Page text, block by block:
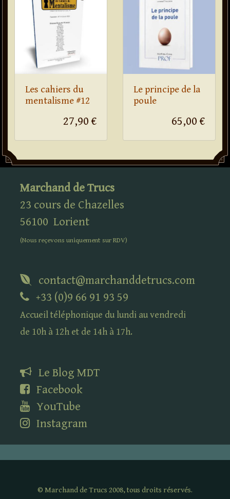
Les cahiers du
mentalisme #12
27,90 €
Le principe de la
poule
65,00 €
Marchand de Trucs
23 cours de Chazelles
56100 Lorient
(Nous reçevons uniquement surRDV)
contact@marchanddetrucs.com
+33 (0)9 66 91 93 59
Accueil téléphonique du lundi au vendredi
de 10h à 12h et de 14h à 17h.
Le Blog MDT
Facebook
YouTube
Instagram
© Marchand de Trucs 2008, tous droits réservés.